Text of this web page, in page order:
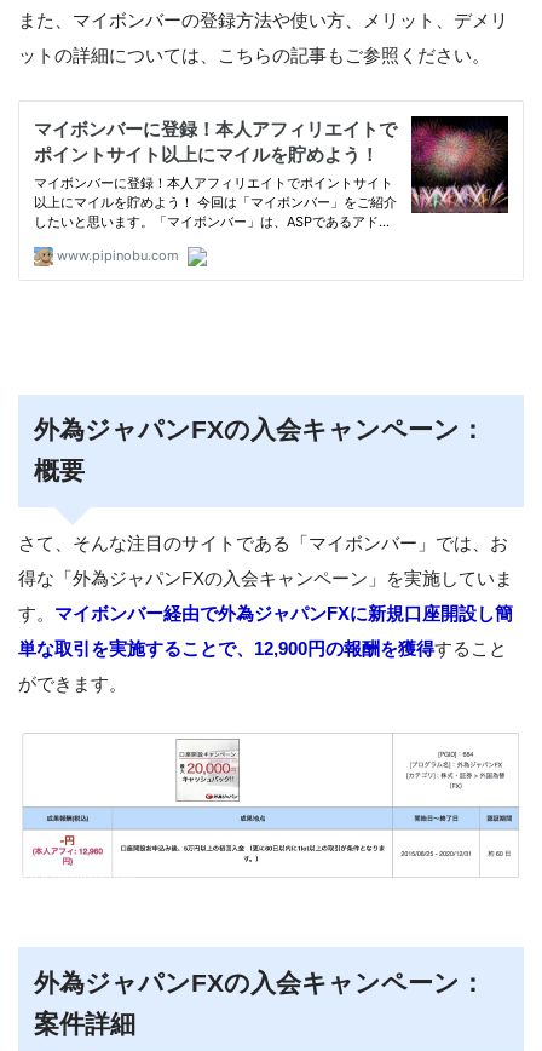
また、マイボンバーの登録方法や使い方、メリット、デメリ
ットの詳細については、こちらの記事もご参照ください。
外為ジャパンFXの入会キャンペーン：
概要
さて、そんな注目のサイトである「マイボンバー」では、お
得な「外為ジャパンFXの入会キャンペーン」を実施していま
す。 マイボンバー経由で外為ジャパンFXに新規口座開設し簡
単な取引を実施することで、12,900円の報酬を獲得すること
ができます。
外為ジャパンFXの入会キャンペーン：
案件詳細